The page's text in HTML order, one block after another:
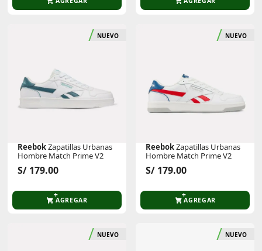
NUEVO
ReebokZapatillas Urbanas
Hombre Match Prime V2
S/ 179.00
AGREGAR
NUEVO
ReebokZapatillas Urbanas
Hombre Match Prime V2
S/ 179.00
AGREGAR
NUEVO NUEVO